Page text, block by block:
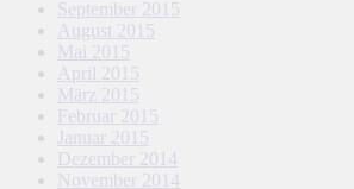
September 2015
August 2015
Mai 2015
April 2015
März 2015
Februar 2015
Januar 2015
Dezember 2014
November 2014